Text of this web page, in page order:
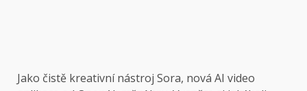
Jako čistě kreativní nástroj Sora, nová AI video